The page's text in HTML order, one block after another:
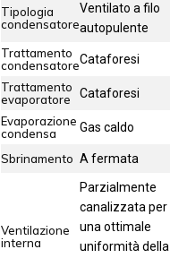
Tipologia
condensatore
Ventilato a filo
autopulente
Trattamento
condensatoreCataforesi
Trattamento
evaporatore
Cataforesi
Evaporazione
condensa
Gas caldo
Sbrinamento A fermata
Ventilazione
interna
Parzialmente
canalizzata per
una ottimale
uniformità della